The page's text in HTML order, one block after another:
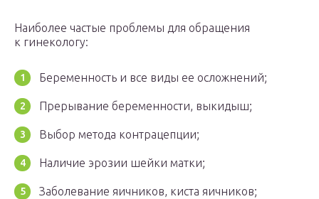
Наиболее частые проблемы для обращения
к гинекологу:
Беременность и все виды ее осложнений;
Прерывание беременности, выкидыш;
Выбор метода контрацепции;
Наличие эрозии шейки матки;
Заболевание яичников, киста яичников;